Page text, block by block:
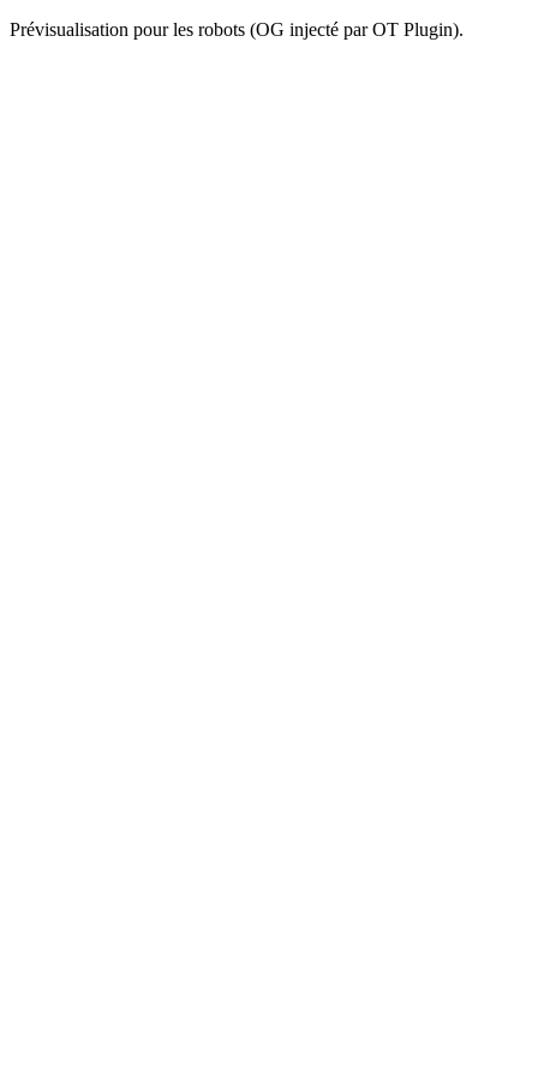
Prévisualisation pour les robots (OG injecté par OT Plugin).